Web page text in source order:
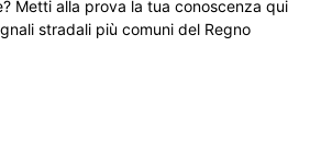
Metti alla prova la tua conoscenza qui
stradali più comuni del Regno